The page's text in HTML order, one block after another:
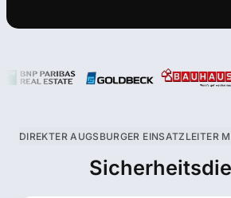
DIREKTER AUGSBURGER